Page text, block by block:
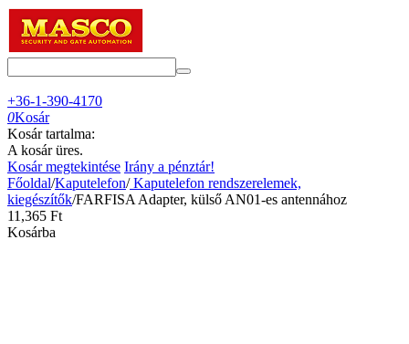
+36-1-390-4170
0Kosár
Kosár tartalma:
A kosár üres.
Kosár megtekintése Irány a pénztár!
Főoldal/Kaputelefon/Kaputelefon rendszerelemek,
kiegészítők/FARFISA Adapter, külső AN01-es antennához
11,365 Ft
Kosárba